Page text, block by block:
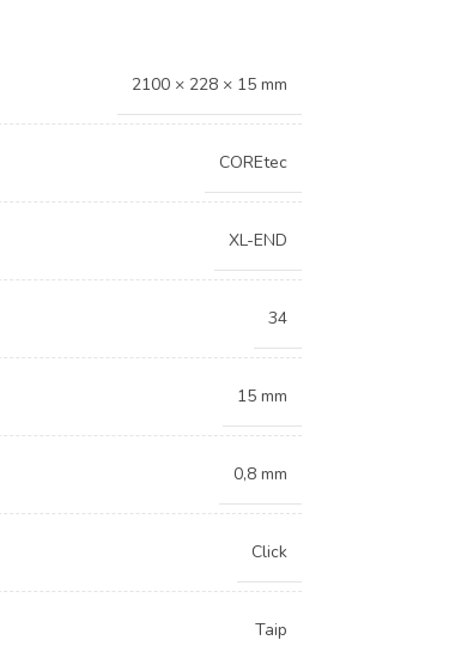
2100 × 228 × 15 mm
COREtec
XL-END
34
15 mm
0,8 mm
Click
Taip